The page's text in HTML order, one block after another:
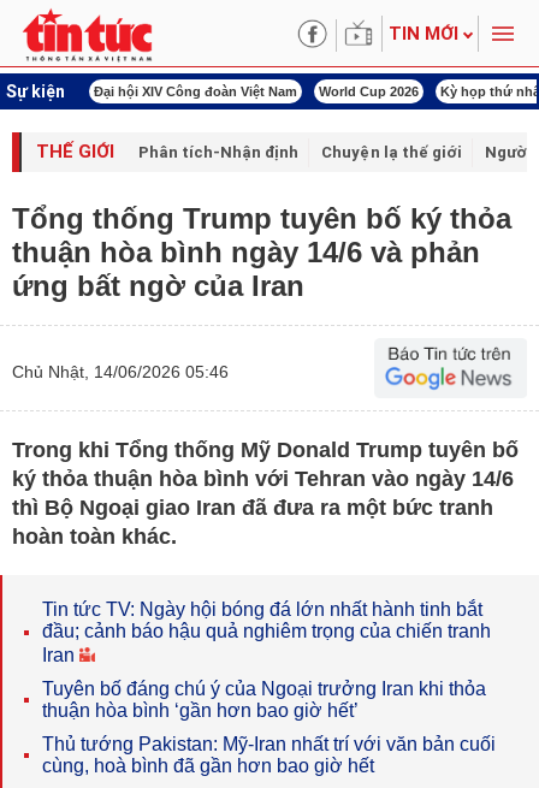
TIN MỚI
Sự kiện
ngày đêm Đại hội XIV Công đoàn Việt Nam World Cup 2026 Kỳ họp thứ
THẾ GIỚI Phân tích-Nhận định Chuyện lạ thế giới Người
Tổng thống Trump tuyên bố ký thỏa
thuận hòa bình ngày 14/6 và phản
ứng bất ngờ của Iran
Chủ Nhật, 14/06/2026 05:46
Trong khi Tổng thống Mỹ Donald Trump tuyên bố
ký thỏa thuận hòa bình với Tehran vào ngày 14/6
thì Bộ Ngoại giao Iran đã đưa ra một bức tranh
hoàn toàn khác.
Tin tức TV: Ngày hội bóng đá lớn nhất hành tinh bắt
đầu; cảnh báo hậu quả nghiêm trọng của chiến tranh
Iran
Tuyên bố đáng chú ý của Ngoại trưởng Iran khi thỏa
thuận hòa bình ‘gần hơn bao giờ hết’
Thủ tướng Pakistan: Mỹ-Iran nhất trí với văn bản cuối
cùng, hoà bình đã gần hơn bao giờ hết